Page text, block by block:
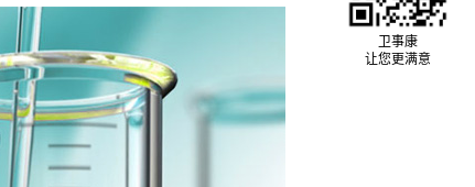
卫事康
让您更满意